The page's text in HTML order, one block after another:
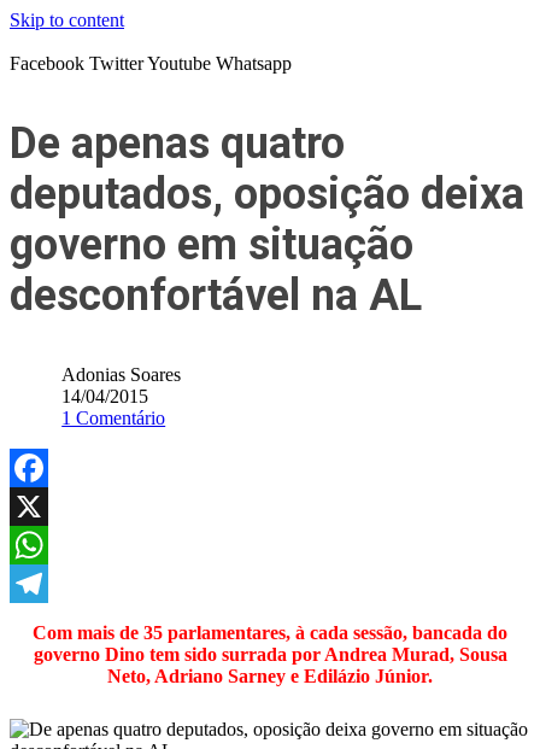
Skip to content
Facebook TwitterYoutube Whatsapp
De apenas quatro
deputados, oposição deixa
governo em situação
desconfortável na AL
Adonias Soares
14/04/2015
1 Comentário
Facebook
X
WhatsApp
Telegram
Com mais de 35 parlamentares, à cada sessão, bancada do
governo Dino tem sido surrada por Andrea Murad, Sousa
Neto, Adriano Sarney e Edilázio Júnior.